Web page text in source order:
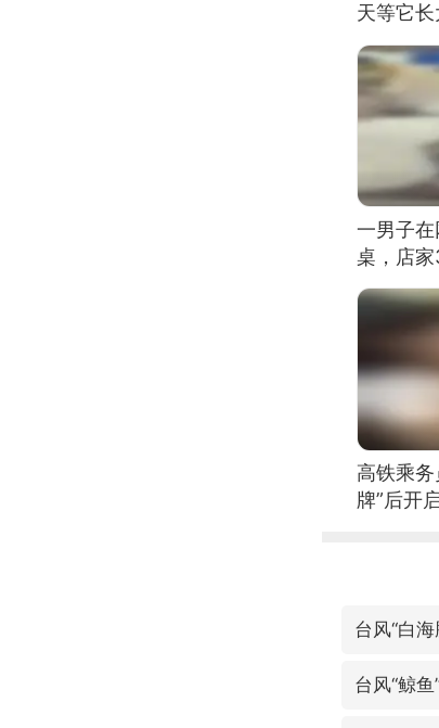
天等它
一男子
桌，店
高铁乘
牌”后开
台风“白
台风“鲸鱼